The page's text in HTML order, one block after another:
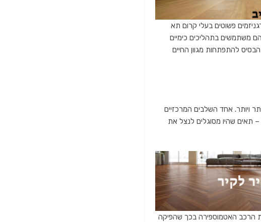
פשוטים בעלי קרום תא
משתמשים בתהליכים כימיים
להתפתחות מגוון החיים
ויותר. אחד השלבים המרכזיים
תאים שהיו מסוגלים לנצל את
הרכב האטמוספירה בכך שהפיקה